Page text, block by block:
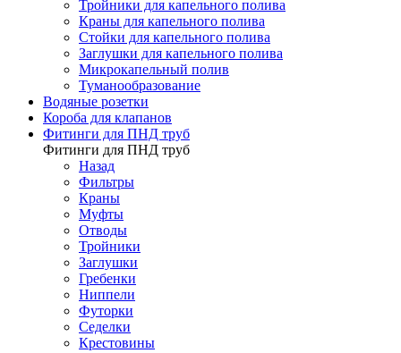
Тройники для капельного полива
Краны для капельного полива
Стойки для капельного полива
Заглушки для капельного полива
Микрокапельный полив
Туманообразование
Водяные розетки
Короба для клапанов
Фитинги для ПНД труб
Фитинги для ПНД труб
Назад
Фильтры
Краны
Муфты
Отводы
Тройники
Заглушки
Гребенки
Ниппели
Футорки
Седелки
Крестовины